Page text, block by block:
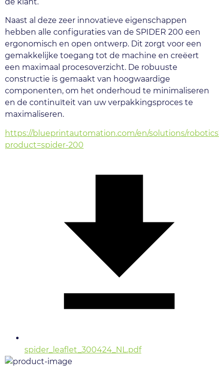
Naast al deze zeer innovatieve eigenschappen
hebben alle configuraties van de SPIDER 200 een
ergonomisch en open ontwerp. Dit zorgt voor een
gemakkelijke toegang tot de machine en creëert
een maximaal procesoverzicht. De robuuste
constructie is gemaakt van hoogwaardige
componenten, om het onderhoud te minimaliseren
en de continuïteit van uw verpakkingsproces te
maximaliseren.
https://blueprintautomation.com/en/solutions/
product=spider-200
spider_leaflet_300424_NL.pdf